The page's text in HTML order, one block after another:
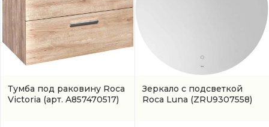
Тумба под раковину Roca
Victoria (арт. A857470517)
Зеркало с подсветкой
Roca Luna (ZRU9307558)